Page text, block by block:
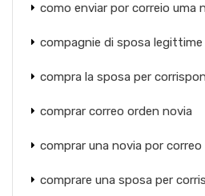
como enviar por correio uma
compagnie di sposa
compra la sposa per
comprar correo orden novia
comprar una novia por correo
comprare una sposa per